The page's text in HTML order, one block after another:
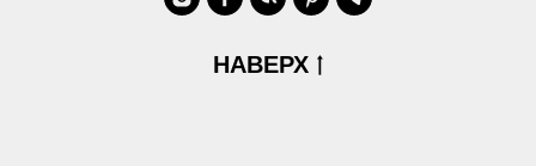
НАВЕРХ